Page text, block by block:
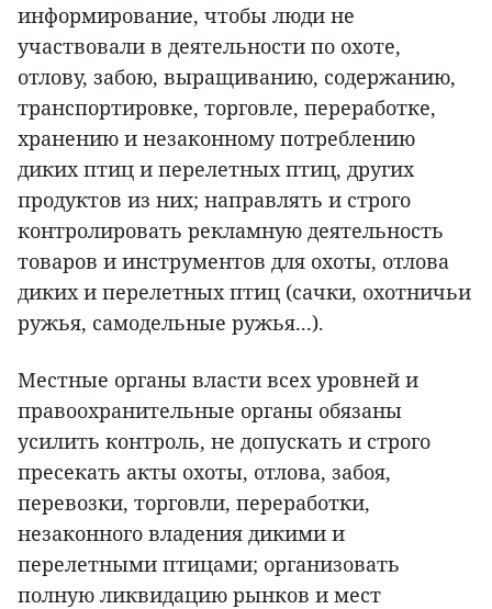
информирование, чтобы люди не
участвовали в деятельности по охоте,
отлову, забою, выращиванию, содержанию,
транспортировке, торговле, переработке,
хранению и незаконному потреблению
диких птиц и перелетных птиц, других
продуктов из них; направлять и строго
контролировать рекламную деятельность
товаров и инструментов для охоты, отлова
диких и перелетных птиц (сачки, охотничьи
ружья, самодельные ружья...).
Местные органы власти всех уровней и
правоохранительные органы обязаны
усилить контроль, не допускать и строго
пресекать акты охоты, отлова, забоя,
перевозки, торговли, переработки,
незаконного владения дикими и
перелетными птицами; организовать
полную ликвидацию рынков и мест